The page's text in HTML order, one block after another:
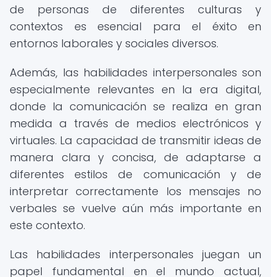
de personas de diferentes culturas y
contextos es esencial para el éxito en
entornos laborales y sociales diversos.
Además, las habilidades interpersonales son
especialmente relevantes en la era digital,
donde la comunicación se realiza en gran
medida a través de medios electrónicos y
virtuales. La capacidad de transmitir ideas de
manera clara y concisa, de adaptarse a
diferentes estilos de comunicación y de
interpretar correctamente los mensajes no
verbales se vuelve aún más importante en
este contexto.
Las habilidades interpersonales juegan un
papel fundamental en el mundo actual,